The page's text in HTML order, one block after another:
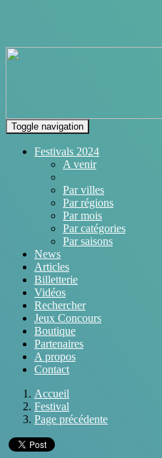
Toggle navigation
Festivals 2024
A venir
Par villes
Par régions
Par mois
Par catégories
Par saisons
News
Articles
Billetterie
Vidéos
Rechercher
Jeux Concours
Boutique
Partenaires
A propos
Contact
Accueil
Festival
Page précédente